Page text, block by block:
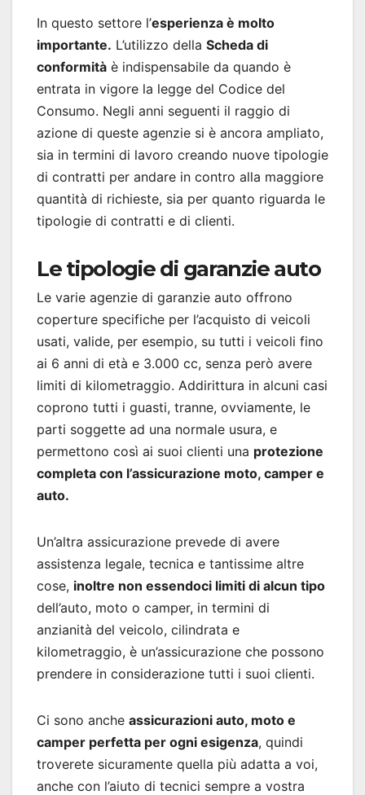
In questo settore l’esperienza è molto
importante. L’utilizzo della Scheda di
conformità è indispensabile da quando è
entrata in vigore la legge del Codice del
Consumo. Negli anni seguenti il raggio di
azione di queste agenzie si è ancora ampliato,
sia in termini di lavoro creando nuove tipologie
di contratti per andare in contro alla maggiore
quantità di richieste, sia per quanto riguarda le
tipologie di contratti e di clienti.
Le tipologie di garanzie auto
Le varie agenzie di garanzie auto offrono
coperture specifiche per l’acquisto di veicoli
usati, valide, per esempio, su tutti i veicoli fino
ai 6 anni di età e 3.000 cc, senza però avere
limiti di kilometraggio. Addirittura in alcuni casi
coprono tutti i guasti, tranne, ovviamente, le
parti soggette ad una normale usura, e
permettono così ai suoi clienti una protezione
completa con l’assicurazione moto, camper e
auto.
Un’altra assicurazione prevede di avere
assistenza legale, tecnica e tantissime altre
cose, inoltre non essendoci limiti di alcun tipo
dell’auto, moto o camper, in termini di
anzianità del veicolo, cilindrata e
kilometraggio, è un’assicurazione che possono
prendere in considerazione tutti i suoi clienti.
Ci sono anche assicurazioni auto, moto e
camper perfetta per ogni esigenza, quindi
troverete sicuramente quella più adatta a voi,
anche con l’aiuto di tecnici sempre a vostra